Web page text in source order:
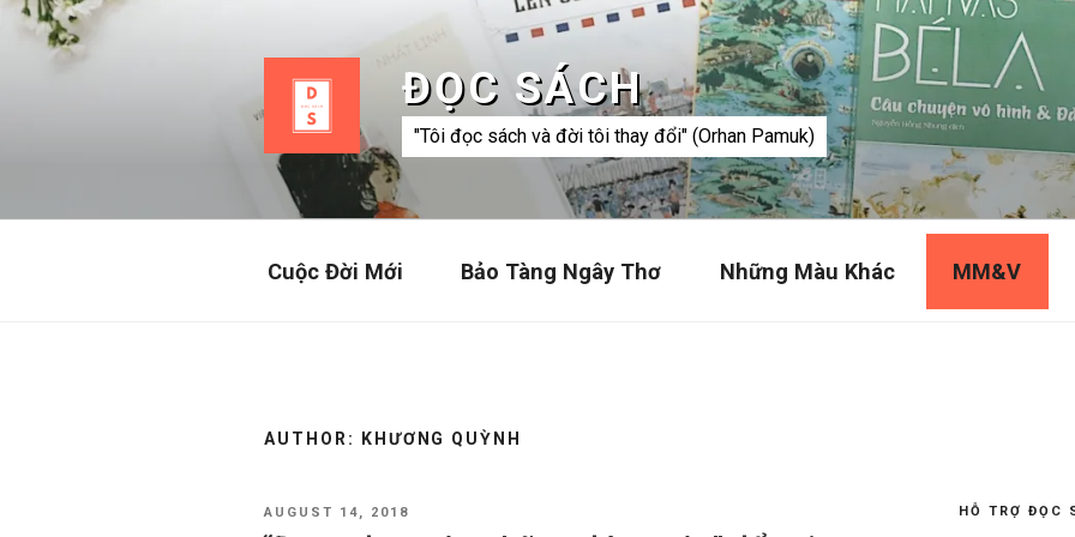
Skip
ĐỌC SÁCH
"Tôi đọc sách và đời tôi thay đổi" (Orhan Pamuk)
Cuộc Đời Mới Bảo Tàng Ngây Thơ Những Màu Khác MM&V
AUTHOR: KHƯƠNG QUỲNH
POSTED
ON
AUGUST 14, 2018 HỖ TRỢ ĐỌC